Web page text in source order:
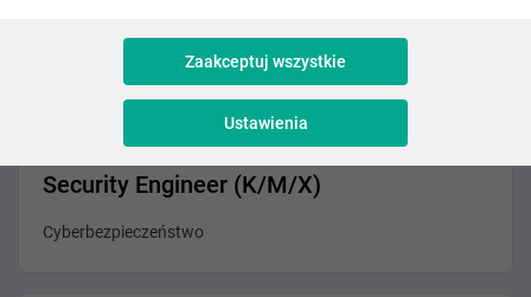
Kraków
Inżynier bezpieczeństwa sieci/ Network
Security Engineer (K/M/X)
Cyberbezpieczeństwo
Zaakceptuj wszystkie
Ustawienia